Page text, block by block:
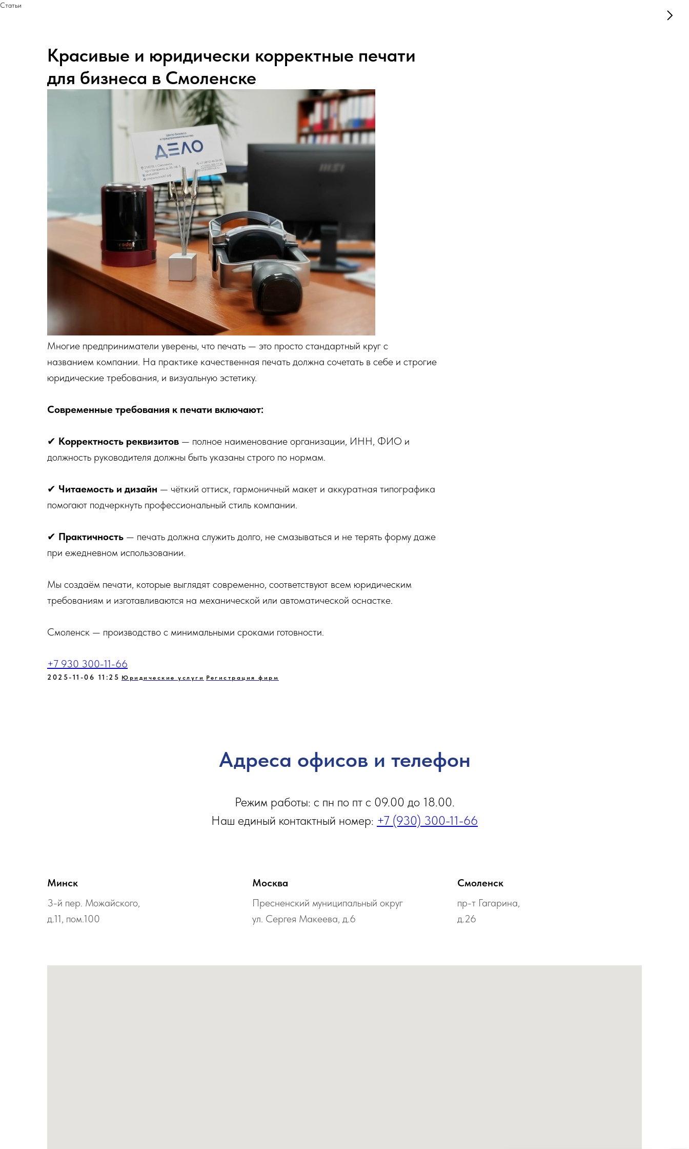
Статьи
Красивые и юридически корректные печати
для бизнеса в Смоленске
Многие предприниматели уверены, что печать — это просто стандартный круг с
названием компании. На практике качественная печать должна сочетать в себе и строгие
юридические требования, и визуальную эстетику.
Современные требования к печати включают:
✔ Корректность реквизитов — полное наименование организации, ИНН, ФИО и
должность руководителя должны быть указаны строго по нормам.
✔ Читаемость и дизайн — чёткий оттиск, гармоничный макет и аккуратная типографика
помогают подчеркнуть профессиональный стиль компании.
✔ Практичность — печать должна служить долго, не смазываться и не терять форму даже
при ежедневном использовании.
Мы создаём печати, которые выглядят современно, соответствуют всем юридическим
требованиям и изготавливаются на механической или автоматической оснастке.
Смоленск — производство с минимальными сроками готовности.
+7 930 300-11-66
2025-11-06 11:25 Юридические услуги Регистрация фирм
Адреса офисов и телефон
Режим работы: с пн по пт с 09.00 до 18.00.
Наш единый контактный номер: +7 (930) 300-11-66
Минск
3-й пер. Можайского,
д.11, пом.100
Москва
Пресненский муниципальный округ
ул. Сергея Макеева, д.6
Смоленск
пр-т Гагарина,
д.26